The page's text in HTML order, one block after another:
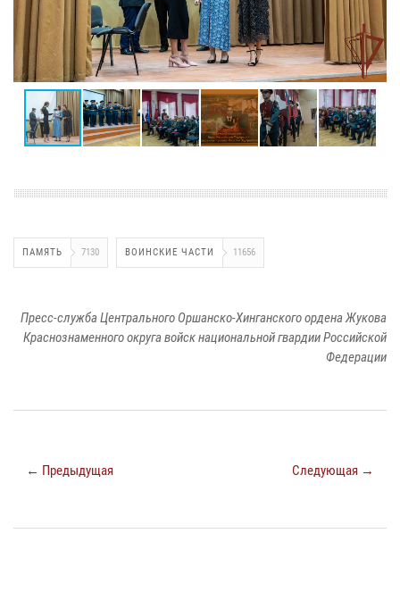
ПАМЯТЬ 7130 ВОИНСКИЕ ЧАСТИ 11656
Пресс-служба Центрального Оршанско-Хинганского ордена Жукова
Краснознаменного округа войск национальной гвардии Российской
Федерации
← Предыдущая Следующая →